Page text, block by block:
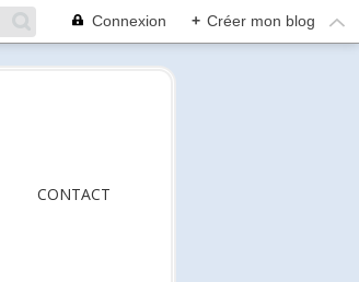
Connexion + Créer mon blog
CONTACT